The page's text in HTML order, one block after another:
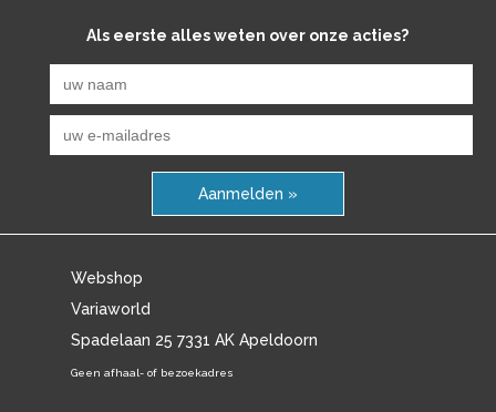
Als eerste alles weten over onze acties?
Aanmelden »
Webshop
Variaworld
Spadelaan 25 7331 AK Apeldoorn
Geen afhaal- of bezoekadres